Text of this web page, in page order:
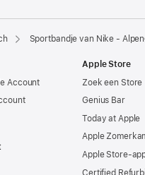
Sportbandje van Nike -
Account
Apple Store
Zoek een Store
Genius Bar
Today at Apple
Apple
Apple Store-
Certified